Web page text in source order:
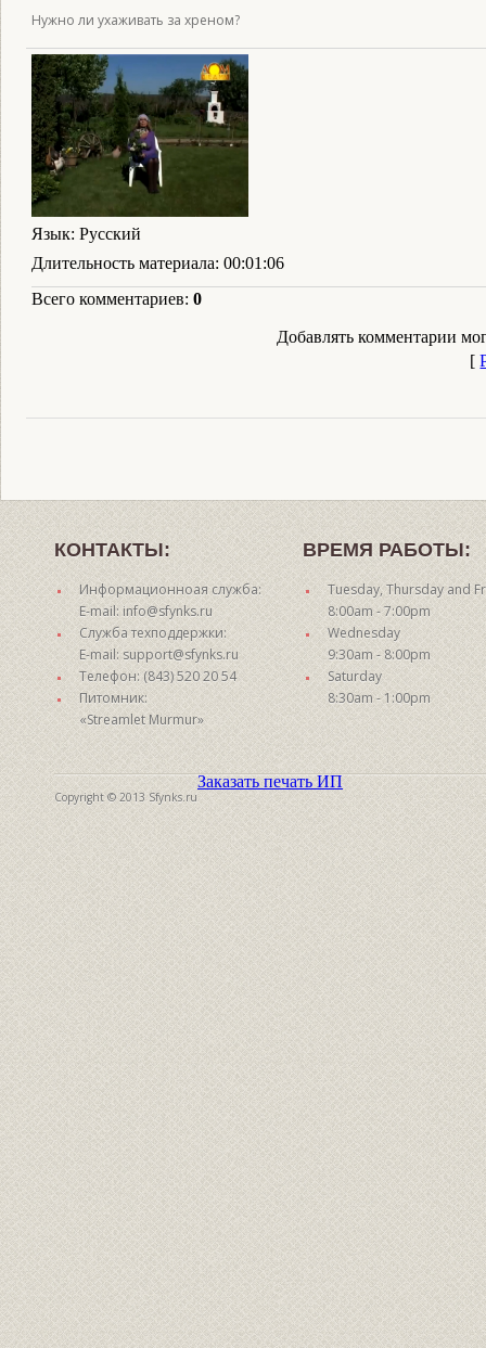
Нужно ли ухаживать за хреном?
Язык: Русский
Длительность материала: 00:01:06
Всего комментариев: 0
Добавлять комментарии
[
КОНТАКТЫ:
Информационноая служба:
E-mail: info@sfynks.ru
Служба техподдержки:
E-mail: support@sfynks.ru
Телефон: (843) 520 20 54
Питомник:
«Streamlet Murmur»
ВРЕМЯ РАБОТЫ:
Tuesday, Thursday and
8:00am - 7:00pm
Wednesday
9:30am - 8:00pm
Saturday
8:30am - 1:00pm
Copyright © 2013 Sfynks.ru
Заказать печать ИП